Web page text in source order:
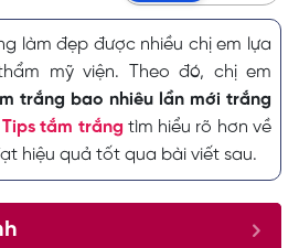
làm đẹp được nhiều chị em lựa
mỹ viện. Theo đó, chị em
trắng bao nhiêu lần mới trắng
Tips tắm trắng tìm hiểu rõ hơn về
hiệu quả tốt qua bài viết sau.